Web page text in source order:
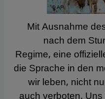
"Mit Ausnahme
nach dem
Regime, eine
die Sprache in den
wir leben, nicht